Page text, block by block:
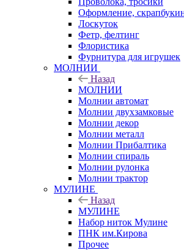
Оформление,
Лоскуток
Фетр, фелтинг
Флористика
Фурнитура для игрушек
МОЛНИИ
Назад
МОЛНИИ
Молнии автомат
Молнии двухзамковые
Молнии декор
Молнии металл
Молнии Прибалтика
Молнии спираль
Молнии рулонка
Молнии трактор
МУЛИНЕ
Назад
МУЛИНЕ
Набор ниток Мулине
ПНК им.Кирова
Прочее